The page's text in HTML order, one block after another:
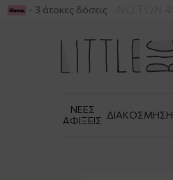
ΓΙΑ ΑΓΟΡΕΣ ΑΝΩ ΤΩΝ 49€
- 3 άτοκες δόσεις
ΝΕΕΣ
ΑΦΙΞΕΙΣ ΔΙΑΚΟΣΜΗΣΗ